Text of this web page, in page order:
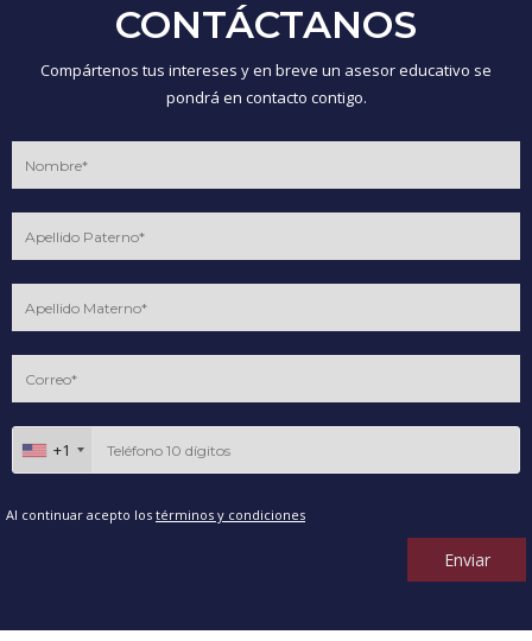
CONTÁCTANOS
Compártenos tus intereses y en breve un asesor educativo se
pondrá en contacto contigo.
+1
Al continuar acepto los términos y condiciones
Enviar